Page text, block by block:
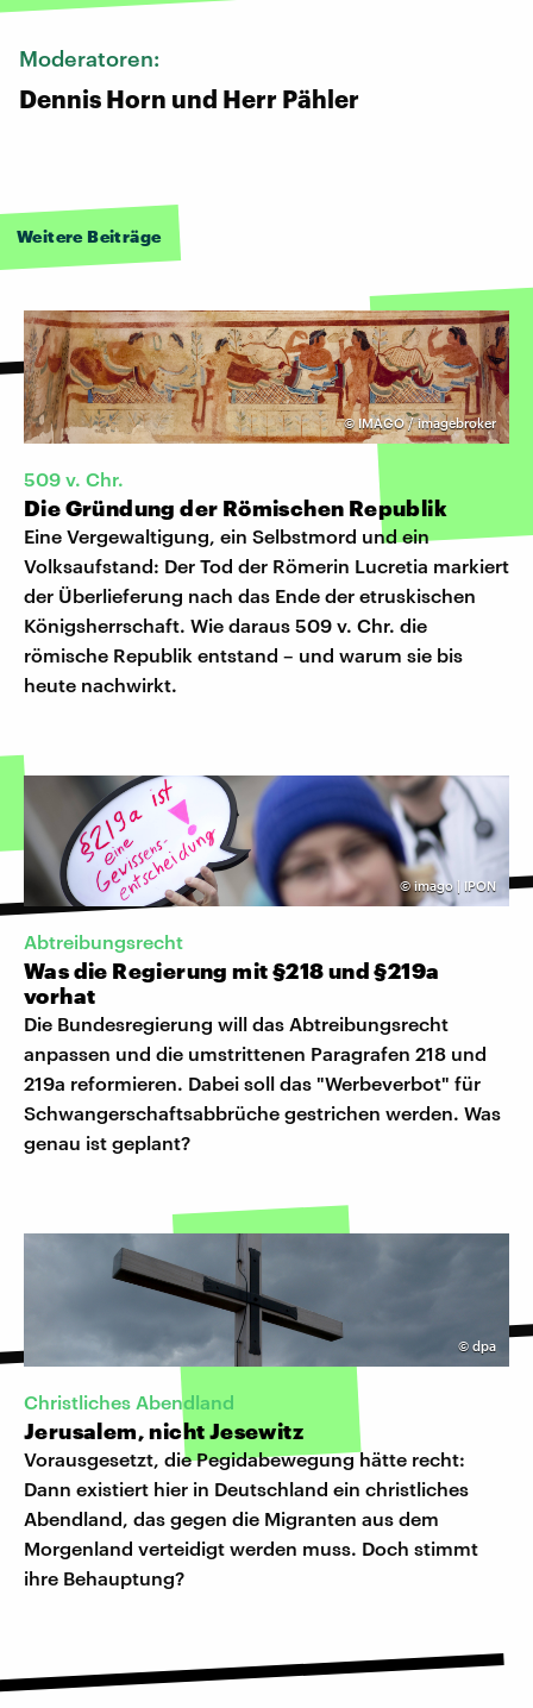
Moderatoren:
Dennis Horn und Herr Pähler
Weitere Beiträge
©IMAGO / imagebroker
509 v. Chr.
Die Gründung der Römischen Republik
Eine Vergewaltigung, ein Selbstmord und ein
Volksaufstand: Der Tod der Römerin Lucretia markiert
der Überlieferung nach das Ende der etruskischen
Königsherrschaft. Wie daraus 509 v. Chr. die
römische Republik entstand – und warum sie bis
heute nachwirkt.
©imago | IPON
Abtreibungsrecht
Was die Regierung mit §218 und §219a
vorhat
Die Bundesregierung will das Abtreibungsrecht
anpassen und die umstrittenen Paragrafen 218 und
219a reformieren. Dabei soll das "Werbeverbot" für
Schwangerschaftsabbrüche gestrichen werden. Was
genau ist geplant?
© dpa
Christliches Abendland
Jerusalem, nicht Jesewitz
Vorausgesetzt, die Pegidabewegung hätte recht:
Dann existiert hier in Deutschland ein christliches
Abendland, das gegen die Migranten aus dem
Morgenland verteidigt werden muss. Doch stimmt
ihre Behauptung?